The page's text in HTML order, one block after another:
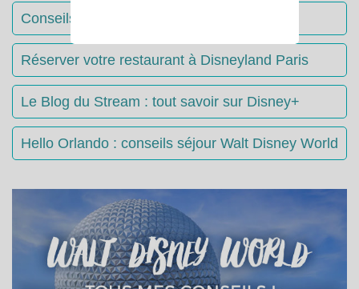
Conseils & Astuces Disneyland Paris
Réserver votre restaurant à Disneyland Paris
Le Blog du Stream : tout savoir sur Disney+
Hello Orlando : conseils séjour Walt Disney World